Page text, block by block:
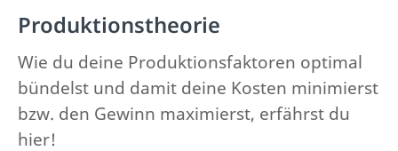
Produktionstheorie
Wie du deine Produktionsfaktoren optimal
bündelst und damit deine Kosten minimierst
bzw. den Gewinn maximierst, erfährst du
hier!